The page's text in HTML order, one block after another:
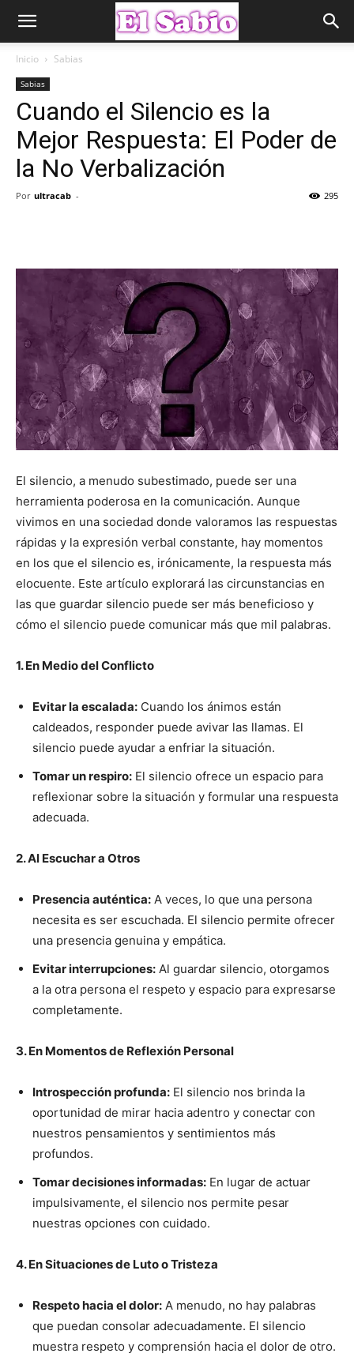
Inicio Sabias
Sabias
Cuando el Silencio es la
Mejor Respuesta: El Poder de
la No Verbalización
Por ultracab - 295
El silencio, a menudo subestimado, puede ser una
herramienta poderosa en la comunicación. Aunque
vivimos en una sociedad donde valoramos las respuestas
rápidas y la expresión verbal constante, hay momentos
en los que el silencio es, irónicamente, la respuesta más
elocuente. Este artículo explorará las circunstancias en
las que guardar silencio puede ser más beneficioso y
cómo el silencio puede comunicar más que mil palabras.
1. En Medio del Conflicto
Evitar la escalada: Cuando los ánimos están
caldeados, responder puede avivar las llamas. El
silencio puede ayudar a enfriar la situación.
Tomar un respiro: El silencio ofrece un espacio para
reflexionar sobre la situación y formular una respuesta
adecuada.
2. Al Escuchar a Otros
Presencia auténtica: A veces, lo que una persona
necesita es ser escuchada. El silencio permite ofrecer
una presencia genuina y empática.
Evitar interrupciones: Al guardar silencio, otorgamos
a la otra persona el respeto y espacio para expresarse
completamente.
3. En Momentos de Reflexión Personal
Introspección profunda: El silencio nos brinda la
oportunidad de mirar hacia adentro y conectar con
nuestros pensamientos y sentimientos más
profundos.
Tomar decisiones informadas: En lugar de actuar
impulsivamente, el silencio nos permite pesar
nuestras opciones con cuidado.
4. En Situaciones de Luto o Tristeza
Respeto hacia el dolor: A menudo, no hay palabras
que puedan consolar adecuadamente. El silencio
muestra respeto y comprensión hacia el dolor de otro.